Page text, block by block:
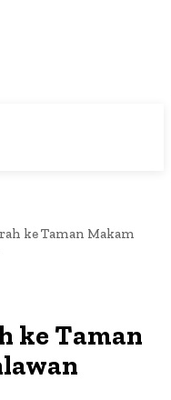
ke Taman Makam
ke Taman